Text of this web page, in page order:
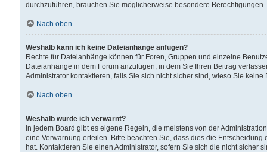
durchzuführen, brauchen Sie möglicherweise besondere
Nach oben
Weshalb kann ich keine Dateianhänge anfügen?
Rechte für Dateianhänge können für Foren, Gruppen und einzelne
Dateianhänge in dem Forum anzufügen, in dem Sie Ihren Beitrag
Administrator kontaktieren, falls Sie sich nicht sicher sind, wieso Sie
Nach oben
Weshalb wurde ich verwarnt?
In jedem Board gibt es eigene Regeln, die meistens von der
eine Verwarnung erteilen. Bitte beachten Sie, dass dies die
hat. Kontaktieren Sie einen Administrator, sofern Sie sich die nicht sicher